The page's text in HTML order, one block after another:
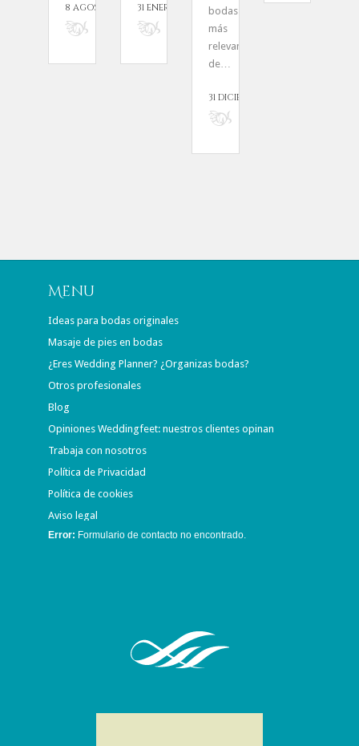
8 AGOSTO, 2017 31 ENERO, 2017
bodas
más
relevantes
de…
31 DICIEMBRE, 2016
Menú
Ideas para bodas originales
Masaje de pies en bodas
¿Eres Wedding Planner? ¿Organizas bodas?
Otros profesionales
Blog
Opiniones Weddingfeet: nuestros clientes opinan
Trabaja con nosotros
Política de Privacidad
Política de cookies
Aviso legal
Error: Formulario de contacto no encontrado.